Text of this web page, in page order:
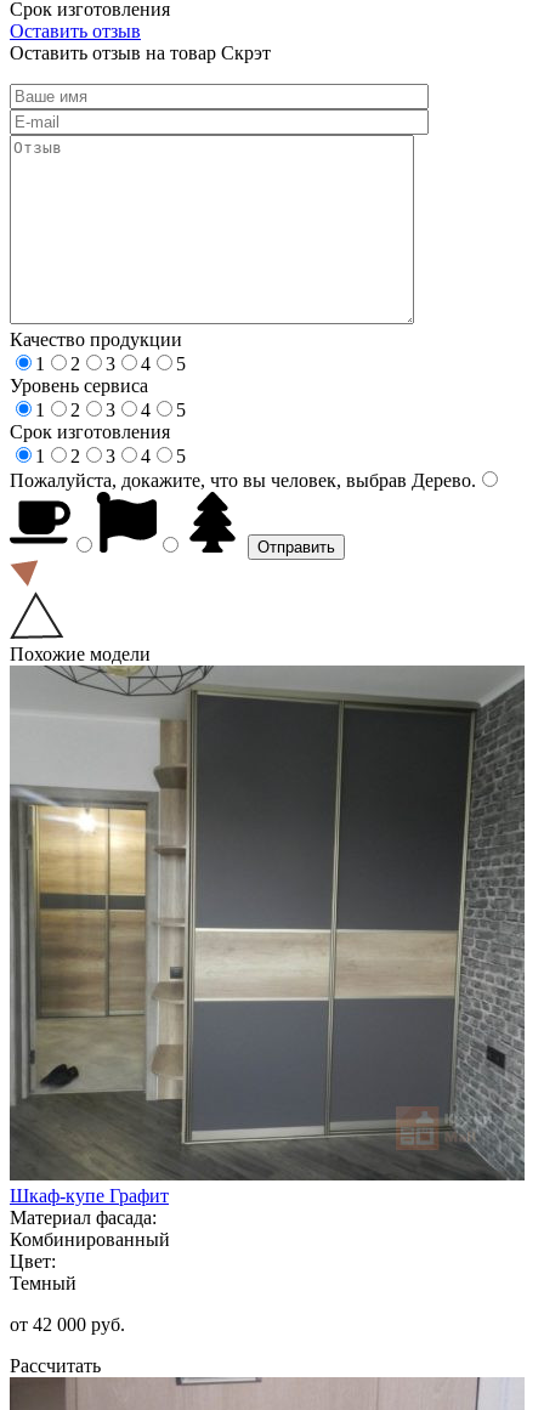
Срок изготовления
Оставить отзыв
Оставить отзыв на товар Скрэт
Качество продукции
1
2 3 4
5
Уровень сервиса
1
2 3 4
5
Срок изготовления
1
2 3 4
5
Пожалуйста, докажите, что вы человек, выбрав Дерево.
Похожие модели
Шкаф-купе Графит
Материал фасада:
Комбинированный
Цвет:
Темный
от 42 000 руб.
Рассчитать